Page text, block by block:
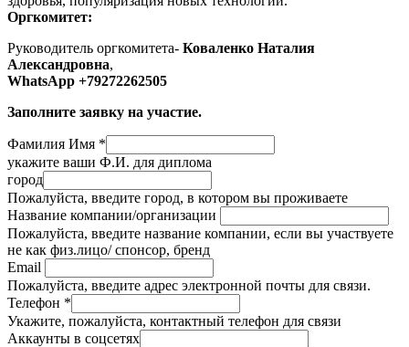
Оргкомитет:
Руководитель оргкомитета- Коваленко Наталия
Александровна,
WhatsApp +79272262505
Заполните заявку на участие.
Фамилия Имя *
укажите ваши Ф.И. для диплома
город
Пожалуйста, введите город, в котором вы проживаете
Название компании/организации
Пожалуйста, введите название компании, если вы участвуете
не как физ.лицо/ спонсор, бренд
Email
Пожалуйста, введите адрес электронной почты для связи.
Телефон *
Укажите, пожалуйста, контактный телефон для связи
Аккаунты в соцсетях